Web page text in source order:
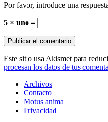
Por favor, introduce una
5 × uno =
Este sitio usa Akismet para
procesan los datos de tus
Archivos
Contacto
Motus anima
Privacidad